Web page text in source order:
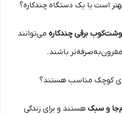
است یا یک دستگاه چندکاره؟
برقی چندکاره می‌توانند
باشند.
کوچک مناسب هستند؟
و سبک هستند و برای زندگی